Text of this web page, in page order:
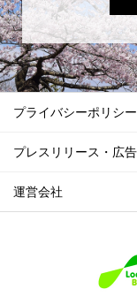
プライバシーポリシー
プレスリリース・広
運営会社